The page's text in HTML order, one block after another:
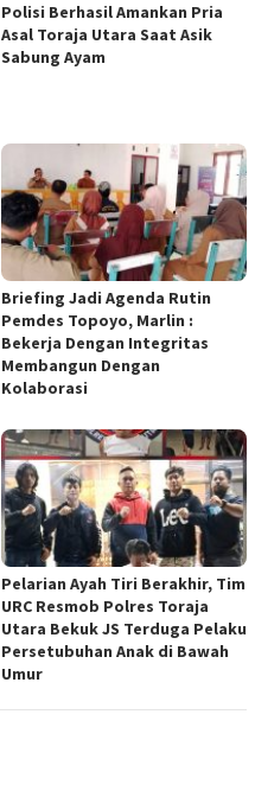
Polisi Berhasil Amankan Pria
Asal Toraja Utara Saat Asik
Sabung Ayam
Briefing Jadi Agenda Rutin
Pemdes Topoyo, Marlin :
Bekerja Dengan Integritas
Membangun Dengan
Kolaborasi
Pelarian Ayah Tiri Berakhir, Tim
URC Resmob Polres Toraja
Utara Bekuk JS Terduga Pelaku
Persetubuhan Anak di Bawah
Umur